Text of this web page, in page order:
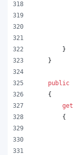
}
}
public
{
get
{